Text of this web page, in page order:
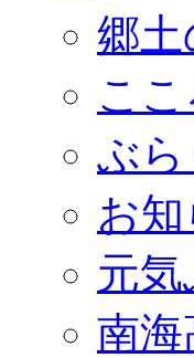
郷土
こ
ぶら
お
元
南